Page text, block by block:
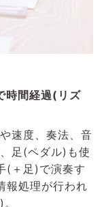
時間経過(リズ
速度、奏法、音
足(ペダル)も使
(＋足)で演奏す
報処理が行われ
)。